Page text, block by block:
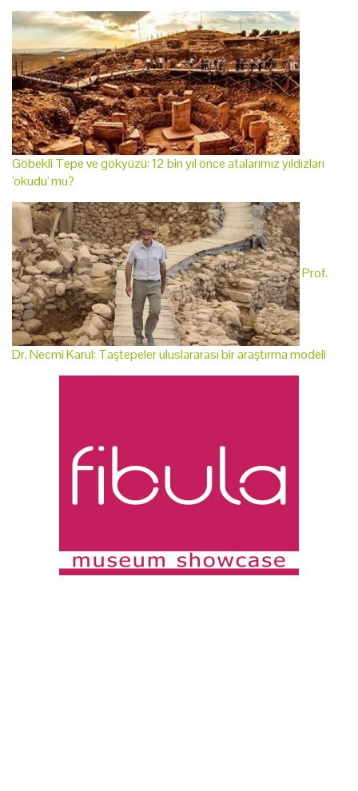
Göbekli Tepe ve gökyüzü: 12 bin yıl önce atalarımız yıldızları
'okudu' mu?
Prof.
Dr. Necmi Karul: Taştepeler uluslararası bir araştırma modeli